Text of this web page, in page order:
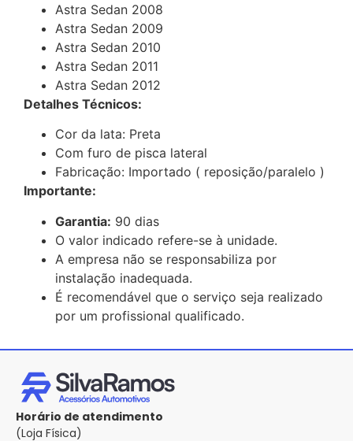
Astra Sedan 2008
Astra Sedan 2009
Astra Sedan 2010
Astra Sedan 2011
Astra Sedan 2012
Detalhes Técnicos:
Cor da lata: Preta
Com furo de pisca lateral
Fabricação: Importado ( reposição/paralelo )
Importante:
Garantia: 90 dias
O valor indicado refere-se à unidade.
A empresa não se responsabiliza por
instalação inadequada.
É recomendável que o serviço seja realizado
por um profissional qualificado.
Horário de atendimento
(Loja Física)